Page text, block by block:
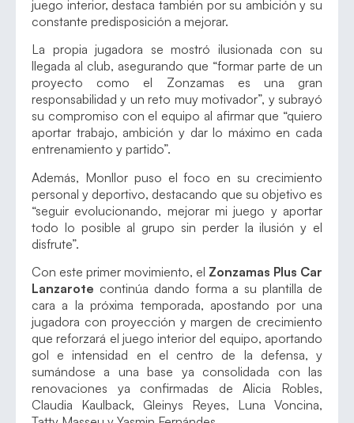
juego interior, destaca también por su ambición y su
constante predisposición a mejorar.
La propia jugadora se mostró ilusionada con su
llegada al club, asegurando que “formar parte de un
proyecto como el Zonzamas es una gran
responsabilidad y un reto muy motivador”, y subrayó
su compromiso con el equipo al afirmar que “quiero
aportar trabajo, ambición y dar lo máximo en cada
entrenamiento y partido”.
Además, Monllor puso el foco en su crecimiento
personal y deportivo, destacando que su objetivo es
“seguir evolucionando, mejorar mi juego y aportar
todo lo posible al grupo sin perder la ilusión y el
disfrute”.
Con este primer movimiento, el Zonzamas Plus Car
Lanzarote continúa dando forma a su plantilla de
cara a la próxima temporada, apostando por una
jugadora con proyección y margen de crecimiento
que reforzará el juego interior del equipo, aportando
gol e intensidad en el centro de la defensa, y
sumándose a una base ya consolidada con las
renovaciones ya confirmadas de Alicia Robles,
Claudia Kaulback, Gleinys Reyes, Luna Voncina,